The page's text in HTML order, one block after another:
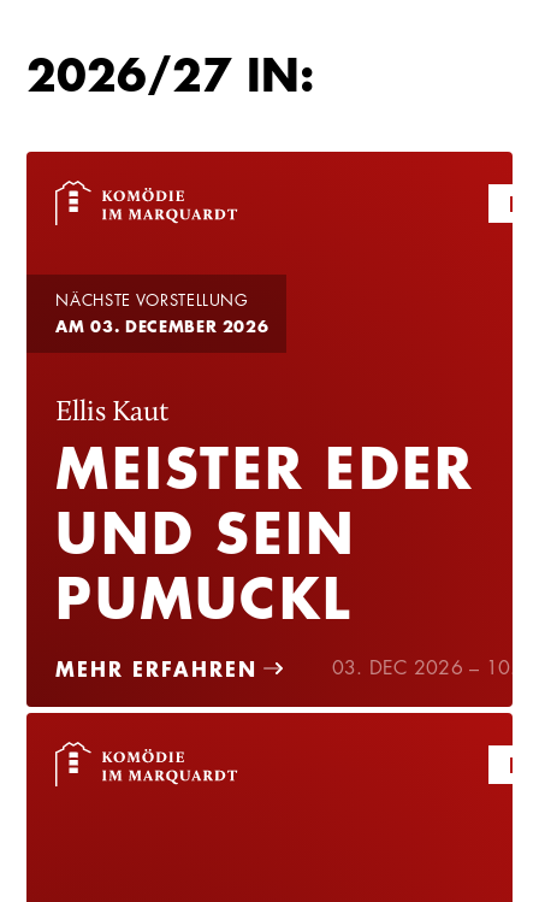
2026/27 IN:
NÄCHSTE VORSTELLUNG
AM 03. DECEMBER 2026
Ellis Kaut
MEISTER EDER
UND SEIN
PUMUCKL
MEHR ERFAHREN 03. DEC 2026 – 10.